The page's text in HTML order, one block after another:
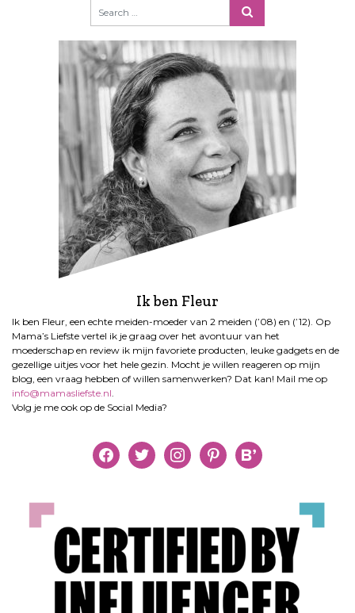
Ik ben Fleur
Ik ben Fleur, een echte meiden-moeder van 2 meiden (’08) en (’12). Op
Mama’s Liefste vertel ik je graag over het avontuur van het
moederschap en review ik mijn favoriete producten, leuke gadgets en de
gezellige uitjes voor het hele gezin. Mocht je willen reageren op mijn
blog, een vraag hebben of willen samenwerken? Dat kan! Mail me op
info@mamasliefste.nl.
Volg je me ook op de Social Media?
facebooktwitter instagrampinterestbloglovin